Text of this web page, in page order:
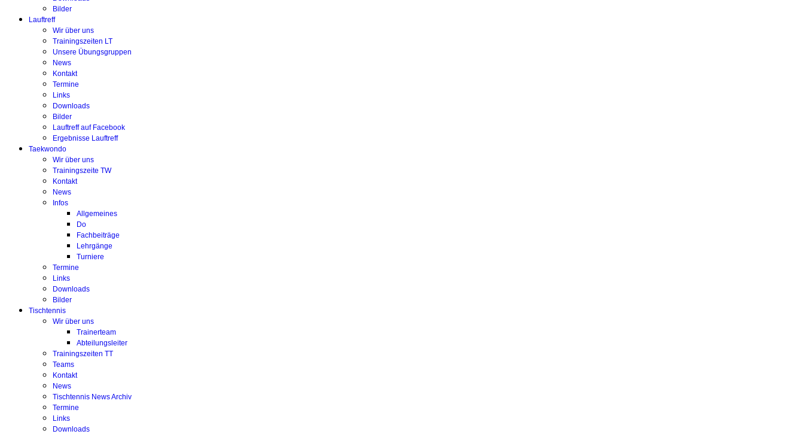
Bilder
Lauftreff
Wir über uns
Trainingszeiten LT
Unsere Übungsgruppen
News
Kontakt
Termine
Links
Downloads
Bilder
Lauftreff auf Facebook
Ergebnisse Lauftreff
Taekwondo
Wir über uns
Trainingszeite TW
Kontakt
News
Infos
Allgemeines
Do
Fachbeiträge
Lehrgänge
Turniere
Termine
Links
Downloads
Bilder
Tischtennis
Wir über uns
Trainerteam
Abteilungsleiter
Trainingszeiten TT
Teams
Kontakt
News
Tischtennis News Archiv
Termine
Links
Downloads